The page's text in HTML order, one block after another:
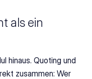
als ein
hinaus. Quoting und
zusammen: Wer